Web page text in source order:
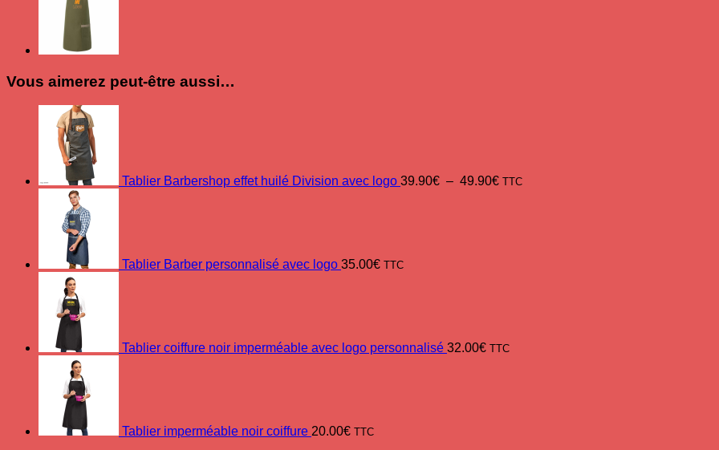
Vous aimerez peut-être aussi…
Tablier Barbershop effet huilé Division avec logo 39.90€ – 49.90€49.90€
TTC
Tablier Barber personnalisé avec logo 35.00€ TTC
Tablier coiffure noir imperméable avec logo personnalisé 32.00€ TTC
Tablier imperméable noir coiffure 20.00€ TTC